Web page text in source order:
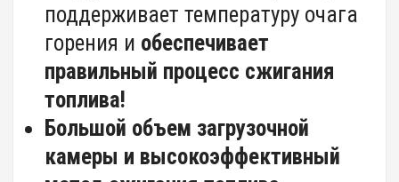
поддерживает температуру очага
горения и обеспечивает
правильный процесс сжигания
топлива!
Большой объем загрузочной
камеры и высокоэффективный